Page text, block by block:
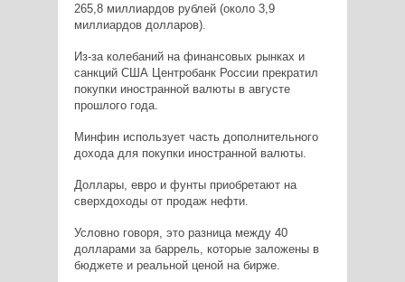
265,8 миллиардов рублей (около 3,9
миллиардов долларов).
Из-за колебаний на финансовых рынках и
санкций США Центробанк России прекратил
покупки иностранной валюты в августе
прошлого года.
Минфин использует часть дополнительного
дохода для покупки иностранной валюты.
Доллары, евро и фунты приобретают на
сверхдоходы от продаж нефти.
Условно говоря, это разница между 40
долларами за баррель, которые заложены в
бюджете и реальной ценой на бирже.